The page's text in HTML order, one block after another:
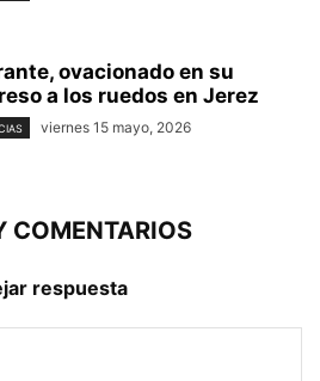
ovacionado en su
a los ruedos en Jerez
viernes 15 mayo, 2026
COMENTARIOS
respuesta